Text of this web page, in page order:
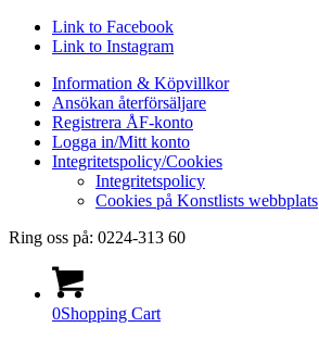
Link to Facebook
Link to Instagram
Information & Köpvillkor
Ansökan återförsäljare
Registrera ÅF-konto
Logga in/Mitt konto
Integritetspolicy/Cookies
Integritetspolicy
Cookies på Konstlists webbplats
Ring oss på: 0224-313 60
0Shopping Cart